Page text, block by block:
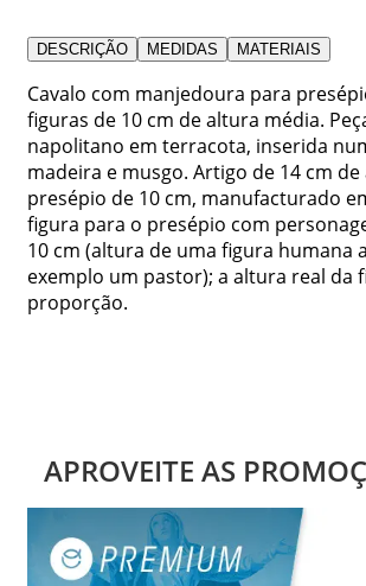
DESCRIÇÃO MEDIDAS MATERIAIS
Cavalo com manjedoura para
figuras de 10 cm de altura média.
napolitano em terracota, inserida
madeira e musgo. Artigo de 14 cm
presépio de 10 cm, manufacturado
figura para o presépio com
10 cm (altura de uma figura humana
exemplo um pastor); a altura real da
proporção.
APROVEITE AS